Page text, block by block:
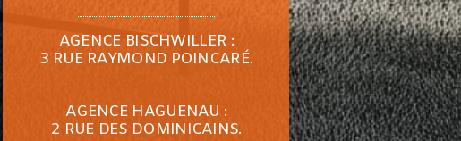
AGENCE BISCHWILLER :
3 RUE RAYMOND POINCARÉ.
AGENCE HAGUENAU :
2 RUE DES DOMINICAINS.